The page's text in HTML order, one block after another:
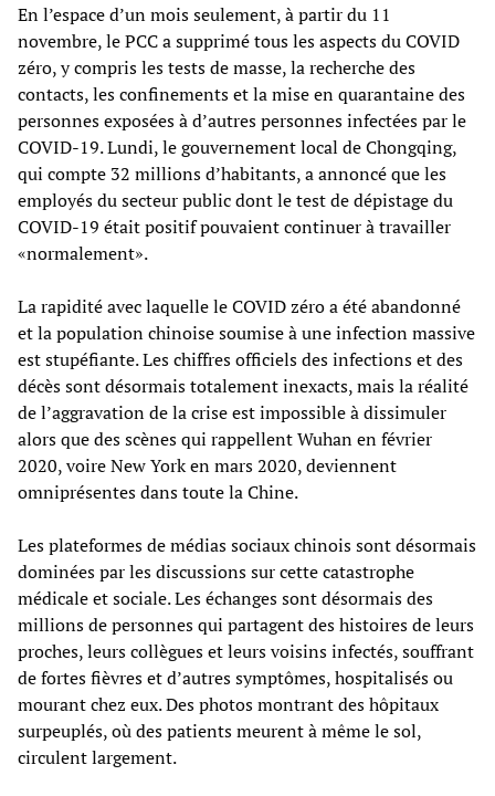
En l’espace d’un mois seulement, à partir du 11
novembre, le PCC a supprimé tous les aspects du COVID
zéro, y compris les tests de masse, la recherche des
contacts, les confinements et la mise en quarantaine des
personnes exposées à d’autres personnes infectées par le
COVID-19. Lundi, le gouvernement local de Chongqing,
qui compte 32 millions d’habitants, a annoncé que les
employés du secteur public dont le test de dépistage du
COVID-19 était positif pouvaient continuer à travailler
«normalement».
La rapidité avec laquelle le COVID zéro a été abandonné
et la population chinoise soumise à une infection massive
est stupéfiante. Les chiffres officiels des infections et des
décès sont désormais totalement inexacts, mais la réalité
de l’aggravation de la crise est impossible à dissimuler
alors que des scènes qui rappellent Wuhan en février
2020, voire New York en mars 2020, deviennent
omniprésentes dans toute la Chine.
Les plateformes de médias sociaux chinois sont désormais
dominées par les discussions sur cette catastrophe
médicale et sociale. Les échanges sont désormais des
millions de personnes qui partagent des histoires de leurs
proches, leurs collègues et leurs voisins infectés, souffrant
de fortes fièvres et d’autres symptômes, hospitalisés ou
mourant chez eux. Des photos montrant des hôpitaux
surpeuplés, où des patients meurent à même le sol,
circulent largement.